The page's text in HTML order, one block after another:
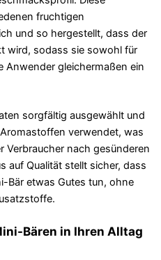
fruchtigen
und so hergestellt, dass der
wird, sodass sie sowohl für
Anwender gleichermaßen ein
sorgfältig ausgewählt und
verwendet, was
Verbraucher nach gesünderen
auf Qualität stellt sicher, dass
Bär etwas Gutes tun, ohne
Bären in Ihren Alltag